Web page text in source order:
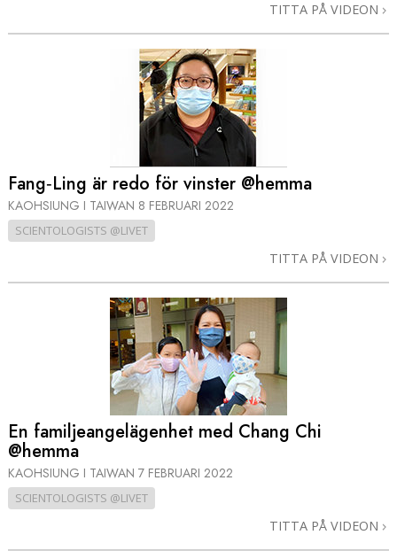
TITTA PÅ VIDEON
Fang‑Ling är redo för vinster @hemma
KAOHSIUNG I TAIWAN 8 FEBRUARI 2022
SCIENTOLOGISTS @LIVET
TITTA PÅ VIDEON
En familje­angelägenhet med Chang Chi
@hemma
KAOHSIUNG I TAIWAN 7 FEBRUARI 2022
SCIENTOLOGISTS @LIVET
TITTA PÅ VIDEON